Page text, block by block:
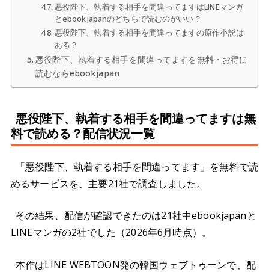
悪役陛下、執着する相手を間違ってますはLINEマンガ
とebookjapanのどちらで読むのがいい？
悪役陛下、執着する相手を間違ってますの原作小説は
ある？
悪役陛下、執着する相手を間違ってますを無料・お得に
読むならebookjapan
悪役陛下、執着する相手を間違ってますは無
料で読める？配信状況一覧
「悪役陛下、執着する相手を間違ってます」を無料で読
めるサービスを、主要21社で調査しました。
その結果、配信が確認できたのは21社中ebookjapanと
LINEマンガの2社でした（2026年6月時点）。
本作はLINE WEBTOON発の韓国ウェブトゥーンで、配